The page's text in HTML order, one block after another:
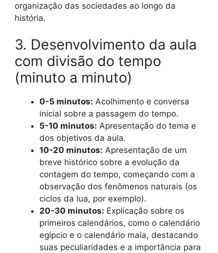
organização das sociedades ao longo da
história.
3. Desenvolvimento da aula
com divisão do tempo
(minuto a minuto)
0-5 minutos: Acolhimento e conversa
inicial sobre a passagem do tempo.
5-10 minutos: Apresentação do tema e
dos objetivos da aula.
10-20 minutos: Apresentação de um
breve histórico sobre a evolução da
contagem do tempo, começando com a
observação dos fenômenos naturais (os
ciclos da lua, por exemplo).
20-30 minutos: Explicação sobre os
primeiros calendários, como o calendário
egípcio e o calendário maia, destacando
suas peculiaridades e a importância para